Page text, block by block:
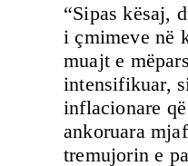
“Sipas kësaj,
i çmimeve në
muajt e
intensifikuar,
inflacionare
ankoruara
tremujorin e